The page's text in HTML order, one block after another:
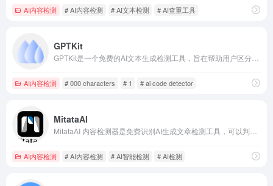
AI内容检测 # AI内容检测 # AI文本检测 # AI查重工具
GPTKit
AI内容检测 # 000 characters # 1 # ai code detector
MitataAI
AI内容检测 # AI内容检测 # AI智能检测 # AI检测